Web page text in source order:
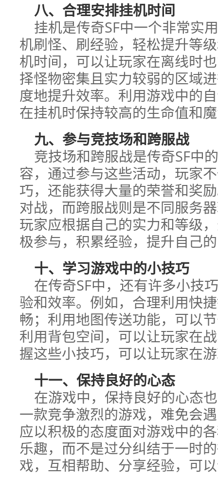
八、合理安排挂机时间
挂机是传奇SF中一个非常实
机刷怪、刷经验，轻松提升等
机时间，可以让玩家在离线时
择怪物密集且实力较弱的区域
度地提升效率。利用游戏中的
在挂机时保持较高的生命值和
九、参与竞技场和跨服战
竞技场和跨服战是传奇SF中
容，通过参与这些活动，玩家
巧，还能获得大量的荣誉和奖
对战，而跨服战则是不同服务
玩家应根据自己的实力和等级
极参与，积累经验，提升自己
十、学习游戏中的小技巧
在传奇SF中，还有许多小技
验和效率。例如，合理利用快
畅；利用地图传送功能，可以
利用背包空间，可以让玩家在
握这些小技巧，可以让玩家在
十一、保持良好的心态
在游戏中，保持良好的心态
一款竞争激烈的游戏，难免会
应以积极的态度面对游戏中的
乐趣，而不是过分纠结于一时
戏，互相帮助、分享经验，可